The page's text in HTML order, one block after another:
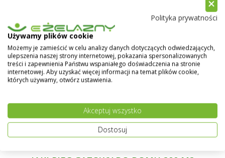
mm o łagodnym wygięciu oraz rur spustowych o
średnicy 63, 90 oraz 110. Systemy rynnowe
produkowane przez firmę Cellfast dostępne są w
kolorach: białym, czerwonym, brązowym, grafitowym,
ceglastym oraz zielonym.
Polityka prywatności
Używamy plików cookie
Możemy je zamieścić w celu analizy danych dotyczących odwiedzających,
ulepszenia naszej strony internetowej, pokazania spersonalizowanych
treści i zapewnienia Państwu wspaniałego doświadczenia na stronie
internetowej. Aby uzyskać więcej informacji na temat plików cookie,
których używamy, otwórz ustawienia.
Akceptuj wszystko
Dostosuj